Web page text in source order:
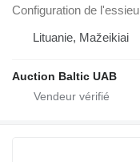
Configuration de l'essieu
Lituanie, Mažeikiai
Auction Baltic UAB